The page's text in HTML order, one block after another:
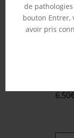
de
bouton Entrer,
avoir pris
6.50